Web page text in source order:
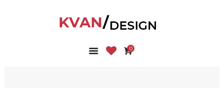
0
ГОЛОВНА